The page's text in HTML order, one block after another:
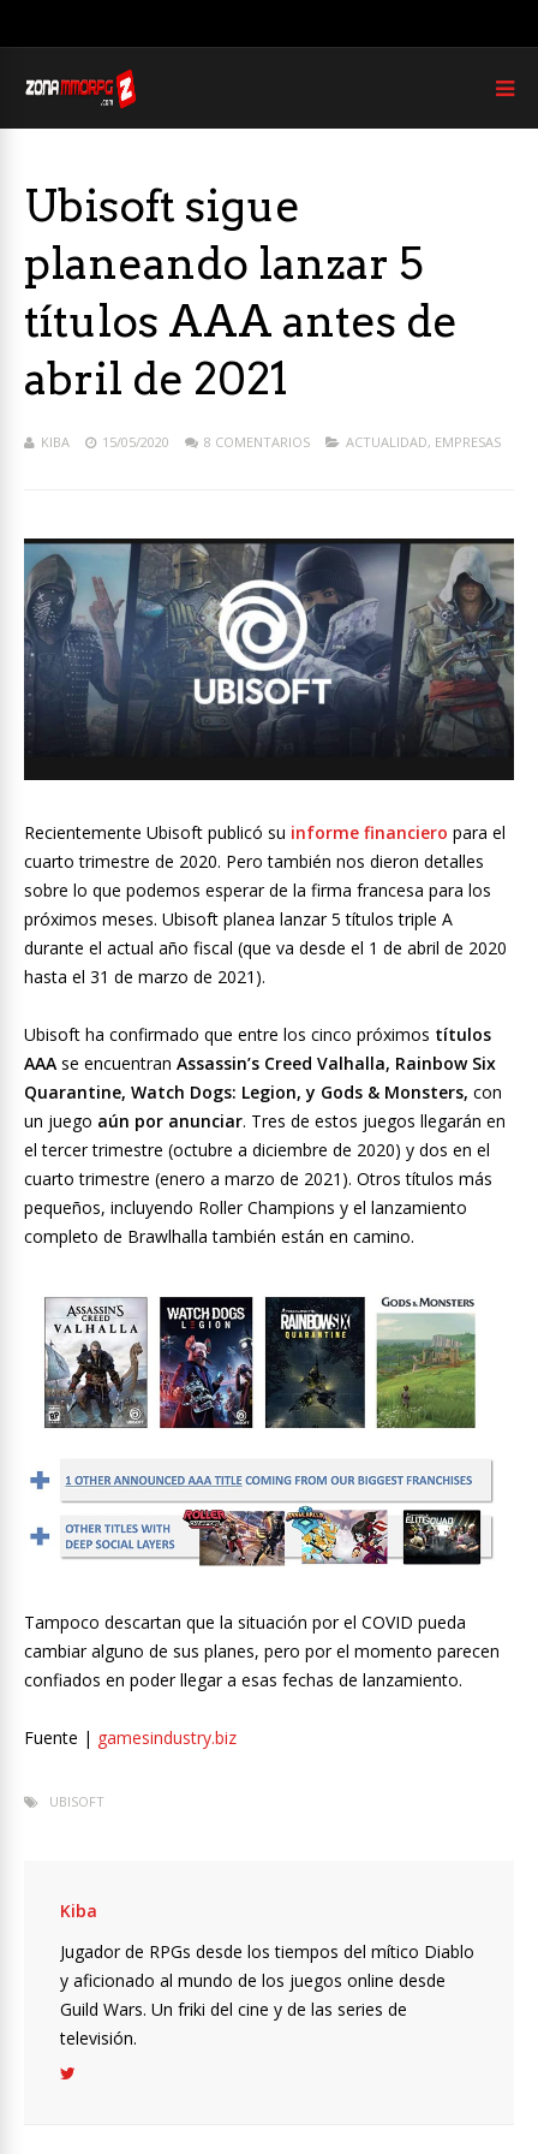
Ubisoft sigue
planeando lanzar 5
títulos AAA antes de
abril de 2021
KIBA 15/05/2020 8 COMENTARIOS ACTUALIDAD, EMPRESAS
Recientemente Ubisoft publicó su informe financiero para el
cuarto trimestre de 2020. Pero también nos dieron detalles
sobre lo que podemos esperar de la firma francesa para los
próximos meses. Ubisoft planea lanzar 5 títulos triple A
durante el actual año fiscal (que va desde el 1 de abril de 2020
hasta el 31 de marzo de 2021).
Ubisoft ha confirmado que entre los cinco próximos títulos
AAA se encuentran Assassin’s Creed Valhalla, Rainbow Six
Quarantine, Watch Dogs: Legion, y Gods & Monsters, con
un juego aún por anunciar. Tres de estos juegos llegarán en
el tercer trimestre (octubre a diciembre de 2020) y dos en el
cuarto trimestre (enero a marzo de 2021). Otros títulos más
pequeños, incluyendo Roller Champions y el lanzamiento
completo de Brawlhalla también están en camino.
Tampoco descartan que la situación por el COVID pueda
cambiar alguno de sus planes, pero por el momento parecen
confiados en poder llegar a esas fechas de lanzamiento.
Fuente | gamesindustry.biz
UBISOFT
Kiba
Jugador de RPGs desde los tiempos del mítico Diablo
y aficionado al mundo de los juegos online desde
Guild Wars. Un friki del cine y de las series de
televisión.